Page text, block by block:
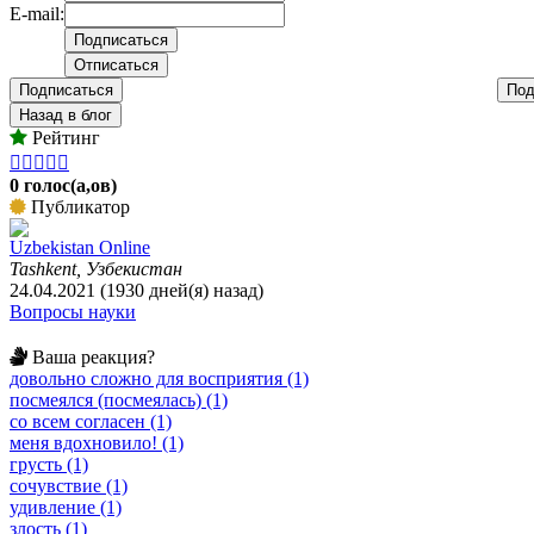
E-mail:
Подписаться
Назад в блог
Рейтинг
    
0 голос(а,ов)
Публикатор
Uzbekistan Online
Tashkent, Узбекистан
24.04.2021 (1930 дней(я) назад)
Вопросы науки
Ваша реакция?
довольно сложно для восприятия (1)
посмеялся (посмеялась) (1)
со всем согласен (1)
меня вдохновило! (1)
грусть (1)
сочувствие (1)
удивление (1)
злость (1)